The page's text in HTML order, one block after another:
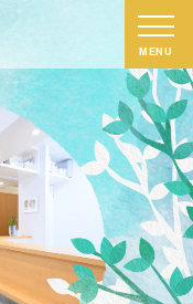
MENU